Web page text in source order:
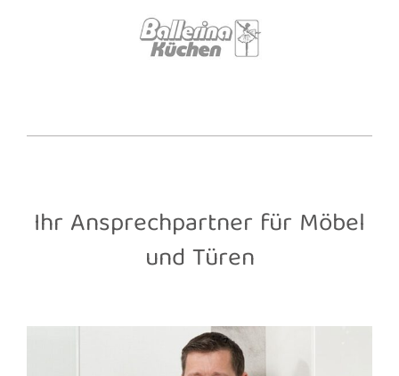
Ihr Ansprechpartner für Möbel
und Türen